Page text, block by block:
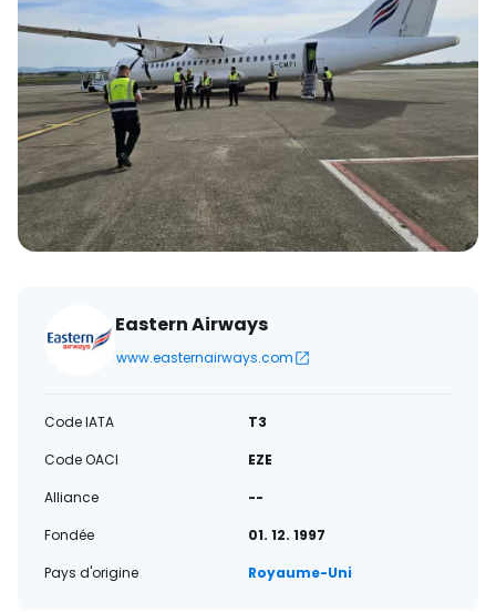
Eastern Airways
www.easternairways.com
Code IATA
T3
Code OACI
EZE
Alliance
--
Fondée
01. 12. 1997
Pays d'origine
Royaume-Uni
Poursuivre avec le courrier
électronique